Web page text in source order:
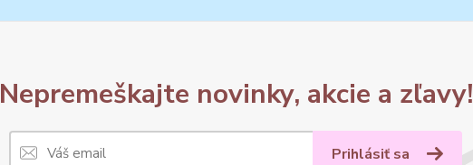
Nepremeškajte novinky, akcie a zľavy!
Prihlásiť sa